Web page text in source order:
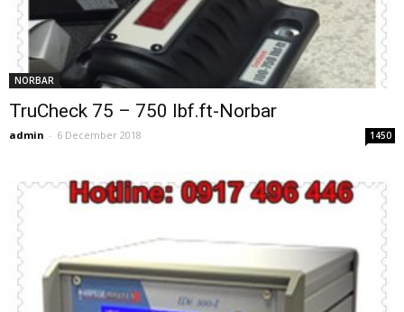
NORBAR
TruCheck 75 – 750 lbf.ft-Norbar
admin - 6 December 2018 1450